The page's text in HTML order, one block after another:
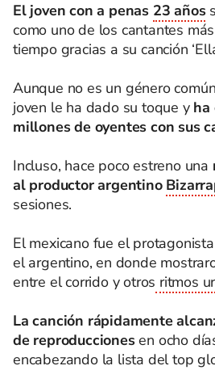
El joven con a penas 23 años
como uno de los cantantes
tiempo gracias a su canción
Aunque no es un género
joven le ha dado su toque y ha
millones de oyentes con sus
Incluso, hace poco estreno una
al productor argentino
sesiones.
El mexicano fue el
el argentino, en donde
entre el corrido y otros ritmos
La canción rápidamente
de reproduccionesen ocho
encabezando la lista del top